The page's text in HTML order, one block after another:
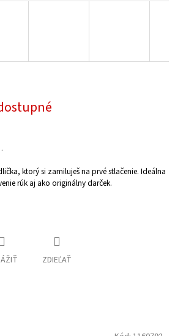
ktorý si zamiluješ na prvé stlačenie. Ideálna
rúk aj ako originálny darček.
ZDIEĽAŤ